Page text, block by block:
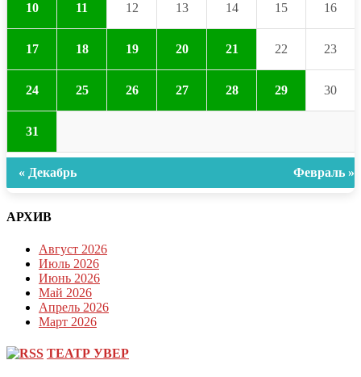
10 11 12 13 14 15 16
17 18 19 20 21 22 23
24 25 26 27 28 29 30
31
« Декабрь Февраль »
АРХИВ
Август 2026
Июль 2026
Июнь 2026
Май 2026
Апрель 2026
Март 2026
ТЕАТР УВЕР